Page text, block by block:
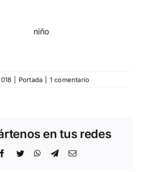
Portada 1 comentario
en tus redes
Facebook
Twitter WhatsApp
TelegramCorreo